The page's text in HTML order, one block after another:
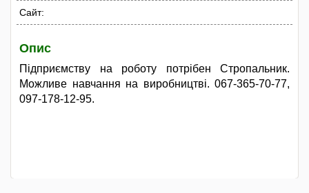
Сайт:
Опис
Підприємству на роботу потрібен Стропальник.
Можливе навчання на виробництві. 067-365-70-77,
097-178-12-95.